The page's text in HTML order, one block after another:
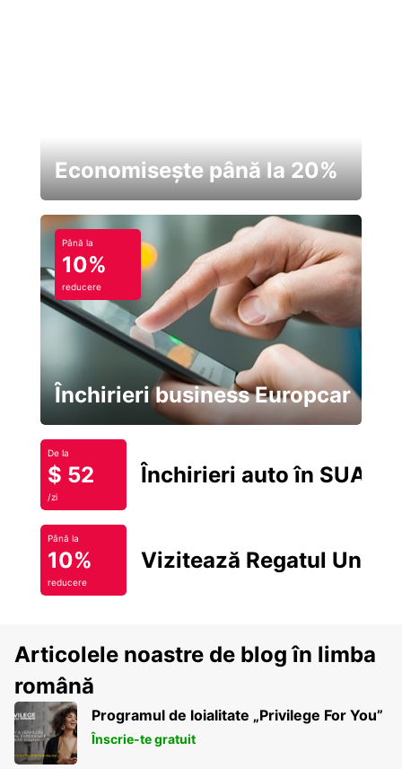
Economisește până la 20%
Până la
10%
reducere
Închirieri business Europcar
De la
$ 52
/zi
Închirieri auto în SUA
Până la
10%
reducere
Vizitează Regatul Unit
Articolele noastre de blog în limba
română
Programul de loialitate „Privilege For You”
Înscrie-te gratuit